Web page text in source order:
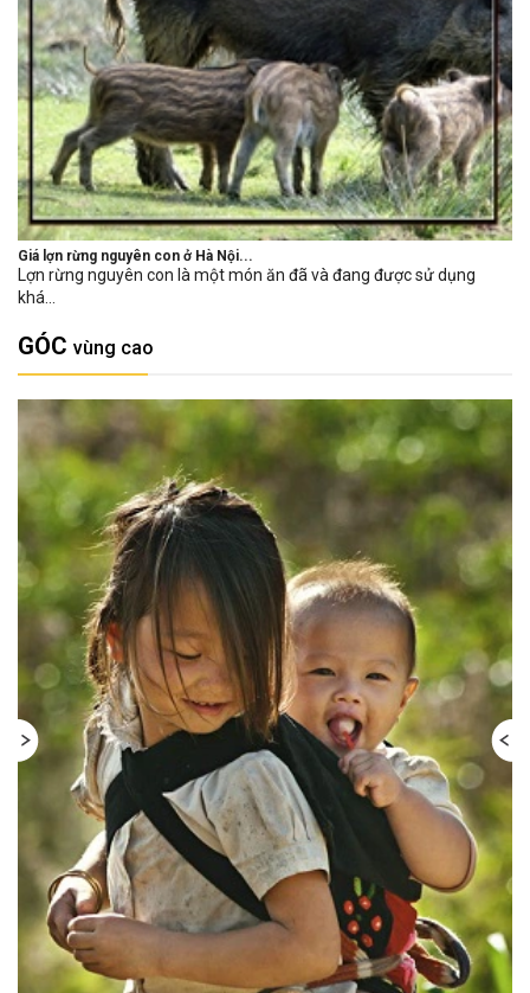
Giá lợn rừng nguyên con ở Hà Nội...
Lợn rừng nguyên con là một món ăn đã và đang được sử dụng
khá...
GÓC vùng cao